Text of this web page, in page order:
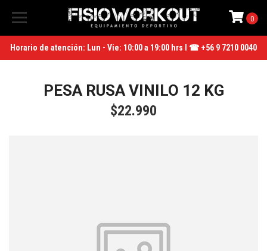
Horario de atención: Lun - Vie: 10:00 a 19:00 hrs I ☎ +56 9 7210 0040
0
PESA RUSA VINILO 12 KG
$22.990